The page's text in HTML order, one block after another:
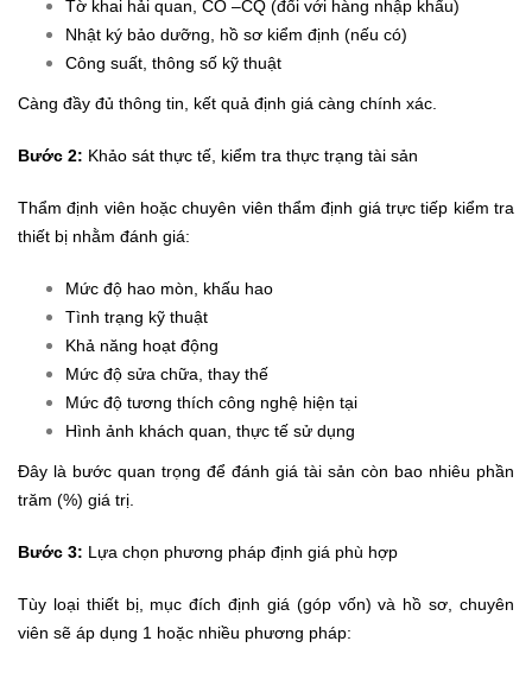
Tờ khai hải quan, CO –CQ (đối với hàng nhập khẩu)
Nhật ký bảo dưỡng, hồ sơ kiểm định (nếu có)
Công suất, thông số kỹ thuật
Càng đầy đủ thông tin, kết quả định giá càng chính xác.
Bước 2: Khảo sát thực tế, kiểm tra thực trạng tài sản
Thẩm định viên hoặc chuyên viên thẩm định giá trực tiếp kiểm tra
thiết bị nhằm đánh giá:
Mức độ hao mòn, khấu hao
Tình trạng kỹ thuật
Khả năng hoạt động
Mức độ sửa chữa, thay thế
Mức độ tương thích công nghệ hiện tại
Hình ảnh khách quan, thực tế sử dụng
Đây là bước quan trọng để đánh giá tài sản còn bao nhiêu phần
trăm (%) giá trị.
Bước 3: Lựa chọn phương pháp định giá phù hợp
Tùy loại thiết bị, mục đích định giá (góp vốn) và hồ sơ, chuyên
viên sẽ áp dụng 1 hoặc nhiều phương pháp: